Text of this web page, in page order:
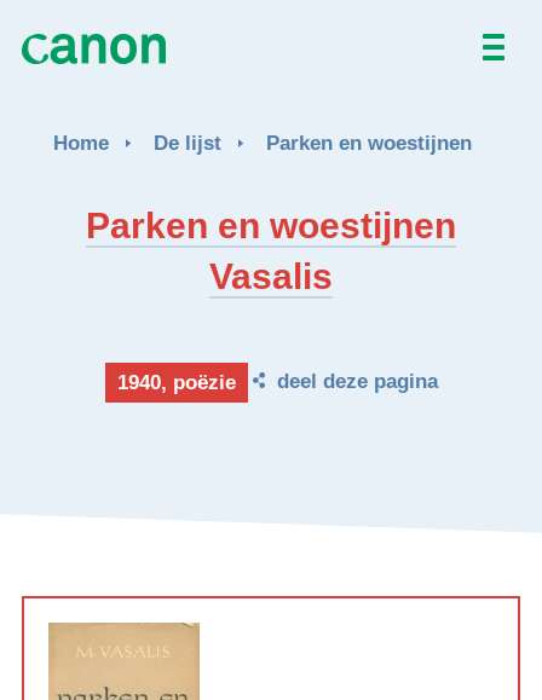
Home De lijst Parken en woestijnen
Parken en woestijnen
Vasalis
1940, poëzie deel deze pagina